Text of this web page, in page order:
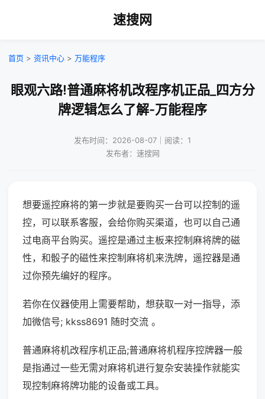
速搜网
首页 > 资讯中心 > 万能程序
眼观六路!普通麻将机改程序机正品_四方分
牌逻辑怎么了解-万能程序
发布时间：2026-08-07｜阅读：1
发布者：速搜网
想要遥控麻将的第一步就是要购买一台可以控制的遥
控，可以联系客服，会给你购买渠道，也可以自己通
过电商平台购买。遥控是通过主板来控制麻将牌的磁
性，和骰子的磁性来控制麻将机来洗牌，遥控器是通
过你预先编好的程序。
若你在仪器使用上需要帮助，想获取一对一指导，添
加微信号; kkss8691 随时交流 。
普通麻将机改程序机正品;普通麻将机程序控牌器一般
是指通过一些无需对麻将机进行复杂安装操作就能实
现控制麻将牌功能的设备或工具。